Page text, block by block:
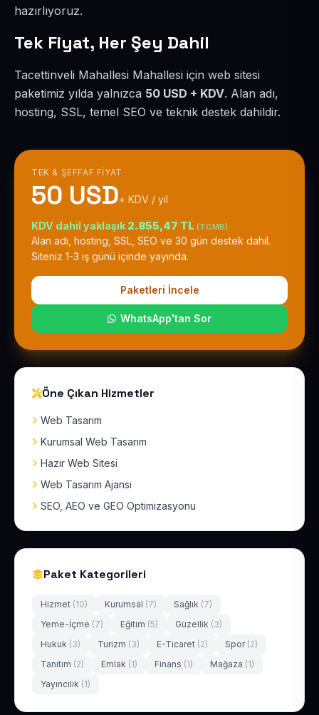
hazırlıyoruz.
Tek Fiyat, Her Şey Dahil
Tacettinveli Mahallesi Mahallesi için web sitesi
paketimiz yılda yalnızca 50 USD + KDV. Alan adı,
hosting, SSL, temel SEO ve teknik destek dahildir.
TEK & ŞEFFAF FIYAT
50 USD+ KDV / yıl
KDV dahil yaklaşık 2.855,47 TL (TCMB)
Alan adı, hosting, SSL, SEO ve 30 gün destek dahil.
Siteniz 1-3 iş günü içinde yayında.
Paketleri İncele
WhatsApp'tan Sor
Öne Çıkan Hizmetler
Web Tasarım
Kurumsal Web Tasarım
Hazır Web Sitesi
Web Tasarım Ajansı
SEO, AEO ve GEO Optimizasyonu
Paket Kategorileri
Hizmet (10) Kurumsal (7) Sağlık (7)
Yeme-İçme (7) Eğitim (5) Güzellik (3)
Hukuk (3) Turizm (3) E-Ticaret (2) Spor (2)
Tanıtım (2) Emlak (1) Finans (1) Mağaza (1)
Yayıncılık (1)